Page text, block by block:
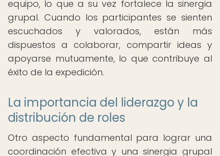
equipo, lo que a su vez fortalece la sinergia
grupal. Cuando los participantes se sienten
escuchados y valorados, están más
dispuestos a colaborar, compartir ideas y
apoyarse mutuamente, lo que contribuye al
éxito de la expedición.
La importancia del liderazgo y la
distribución de roles
Otro aspecto fundamental para lograr una
coordinación efectiva y una sinergia grupal